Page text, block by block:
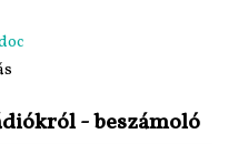
FELHÍVÁS TERVEZETE/
rádió tartalommal
- beszámoló